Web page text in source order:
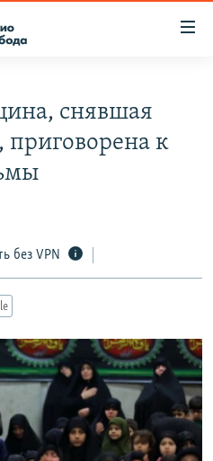
снявшая
приговорена к
без VPN